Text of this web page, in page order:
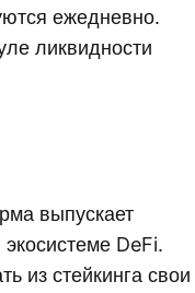
ежедневно.
ликвидности
выпускает
DeFi.
из стейкинга свои